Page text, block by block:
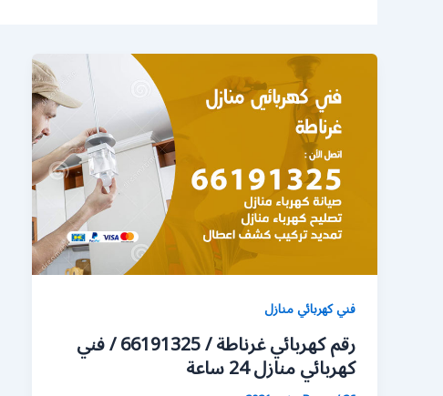
فني كهربائي منازل
رقم كهربائي غرناطة / 66191325 / فني
كهربائي منازل 24 ساعة